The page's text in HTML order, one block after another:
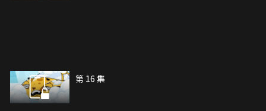
第 16 集